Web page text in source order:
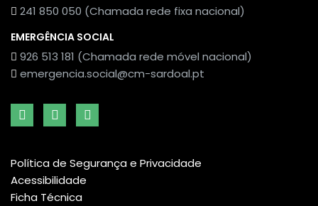
241 850 050 (Chamada rede fixa nacional)
EMERGÊNCIA SOCIAL
926 513 181 (Chamada rede móvel nacional)
emergencia.social@cm-sardoal.pt
Política de Segurança e Privacidade
Acessibilidade
Ficha Técnica